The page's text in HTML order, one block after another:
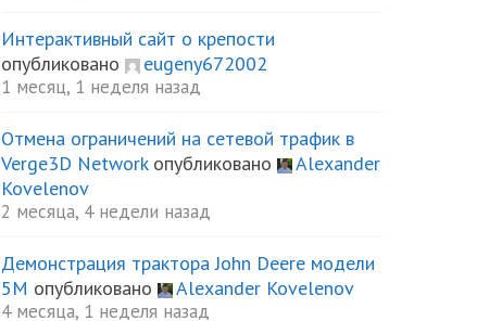
Интерактивный сайт о крепости
опубликовано
eugeny672002
1 месяц, 1 неделя назад
Отмена ограничений на сетевой трафик в
Verge3D Networkопубликовано
Alexander
Kovelenov
2 месяца, 4 недели назад
Демонстрация трактора John Deere модели
5М опубликовано Alexander Kovelenov
4 месяца, 1 неделя назад